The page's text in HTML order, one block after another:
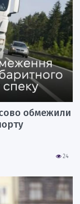
обмежили
24